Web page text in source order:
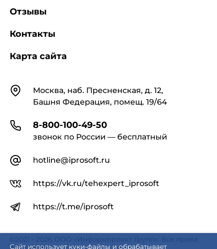
Сайт использует куки-файлы и обрабатывает
КонтактыМосква, наб. Пресненская, д. 12,
Башня Федерация, помещ. 19/64
8-800-100-49-50
звонок по России — бесплатный
hotline@iprosoft.ru
https://vk.ru/tehexpert_iprosoft
https://t.me/iprosoft
Отзывы
Контакты
Карта сайта
©2021 - 2026 ООО «Информпроект Групп». Все права
защищены.